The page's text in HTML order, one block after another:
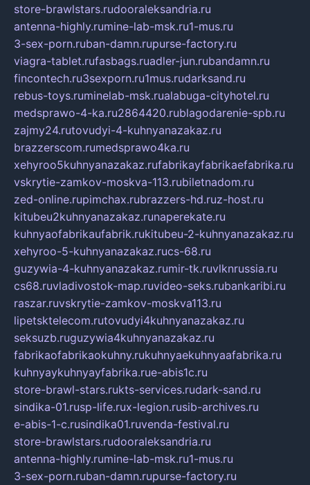
store-brawlstars.rudooraleksandria.ru
antenna-highly.rumine-lab-msk.ru1-mus.ru
3-sex-porn.ruban-damn.rupurse-factory.ru
viagra-tablet.rufasbags.ruadler-jun.rubandamn.ru
fincontech.ru3sexporn.ru1mus.rudarksand.ru
rebus-toys.ruminelab-msk.rualabuga-cityhotel.ru
medsprawo-4-ka.ru2864420.rublagodarenie-spb.ru
zajmy24.rutovudyi-4-kuhnyanazakaz.ru
brazzerscom.rumedsprawo4ka.ru
xehyroo5kuhnyanazakaz.rufabrikayfabrikaefabrika.ru
vskrytie-zamkov-moskva-113.rubiletnadom.ru
zed-online.rupimchax.rubrazzers-hd.ruz-host.ru
kitubeu2kuhnyanazakaz.runaperekate.ru
kuhnyaofabrikaufabrik.rukitubeu-2-kuhnyanazakaz.ru
xehyroo-5-kuhnyanazakaz.rucs-68.ru
guzywia-4-kuhnyanazakaz.rumir-tk.ruvlknrussia.ru
cs68.ruvladivostok-map.ruvideo-seks.rubankaribi.ru
raszar.ruvskrytie-zamkov-moskva113.ru
lipetsktelecom.rutovudyi4kuhnyanazakaz.ru
seksuzb.ruguzywia4kuhnyanazakaz.ru
fabrikaofabrikaokuhny.rukuhnyaekuhnyaafabrika.ru
kuhnyaykuhnyayfabrika.rue-abis1c.ru
store-brawl-stars.rukts-services.rudark-sand.ru
sindika-01.rusp-life.rux-legion.rusib-archives.ru
e-abis-1-c.rusindika01.ruvenda-festival.ru
store-brawlstars.rudooraleksandria.ru
antenna-highly.rumine-lab-msk.ru1-mus.ru
3-sex-porn.ruban-damn.rupurse-factory.ru